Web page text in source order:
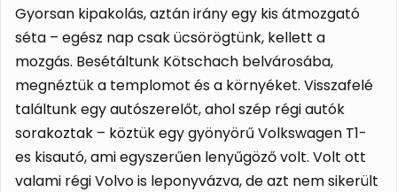
Gyorsan kipakolás, aztán irány egy kis átmozgató
séta – egész nap csak ücsörögtünk, kellett a
mozgás. Besétáltunk Kötschach belvárosába,
megnéztük a templomot és a környéket. Visszafelé
találtunk egy autószerelőt, ahol szép régi autók
sorakoztak – köztük egy gyönyörű Volkswagen T1-
es kisautó, ami egyszerűen lenyűgöző volt. Volt ott
valami régi Volvo is leponyvázva, de azt nem sikerült